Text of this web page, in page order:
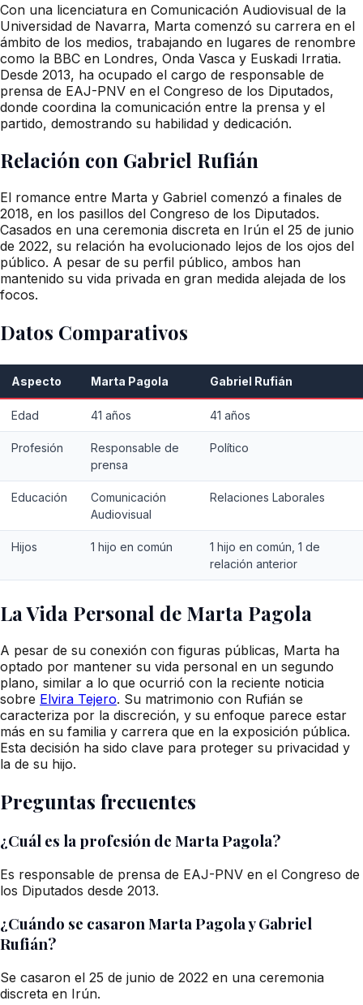
Con una licenciatura en Comunicación Audiovisual de la
Universidad de Navarra, Marta comenzó su carrera en el
ámbito de los medios, trabajando en lugares de renombre
como la BBC en Londres, Onda Vasca y Euskadi Irratia.
Desde 2013, ha ocupado el cargo de responsable de
prensa de EAJ-PNV en el Congreso de los Diputados,
donde coordina la comunicación entre la prensa y el
partido, demostrando su habilidad y dedicación.
Relación con Gabriel Rufián
El romance entre Marta y Gabriel comenzó a finales de
2018, en los pasillos del Congreso de los Diputados.
Casados en una ceremonia discreta en Irún el 25 de junio
de 2022, su relación ha evolucionado lejos de los ojos del
público. A pesar de su perfil público, ambos han
mantenido su vida privada en gran medida alejada de los
focos.
Datos Comparativos
Aspecto Marta Pagola Gabriel Rufián
Edad 41 años 41 años
Profesión
Responsable de
prensa
Político
Educación
Comunicación
Audiovisual
Relaciones Laborales
Hijos 1 hijo en común
1 hijo en común, 1 de
relación anterior
La Vida Personal de Marta Pagola
A pesar de su conexión con figuras públicas, Marta ha
optado por mantener su vida personal en un segundo
plano, similar a lo que ocurrió con la reciente noticia
sobre Elvira Tejero. Su matrimonio con Rufián se
caracteriza por la discreción, y su enfoque parece estar
más en su familia y carrera que en la exposición pública.
Esta decisión ha sido clave para proteger su privacidad y
la de su hijo.
Preguntas frecuentes
¿Cuál es la profesión de Marta Pagola?
Es responsable de prensa de EAJ-PNV en el Congreso de
los Diputados desde 2013.
¿Cuándo se casaron Marta Pagola y Gabriel
Rufián?
Se casaron el 25 de junio de 2022 en una ceremonia
discreta en Irún.